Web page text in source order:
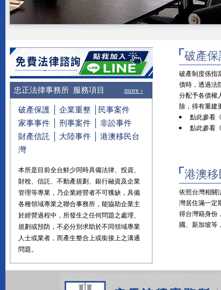
忠正法律事務所 服務項目 more ›
破產保護 企業重整
民事案件
家事事件
刑事案件
非訟事件
財產信託
大陸事件
港澳移民台
灣
本所是目前全台鮮少同時具備法律、投資、
財稅、信託、不動產規劃、銀行融資及企業
管理等專業，乃企業經營者不可獲缺，具備
各種領域專業之聯合事務所，能協助企業主
於經營過程中，所發生之任何問題之處理、
規劃或預防，不必分別求助於不同領域專業
人士或業者，而產生整合上或銜接上之溝通
問題。
破產保
破產制度係指
債時，透過法
分配予各債權
除，得有重建
點此參看
點此參看
港澳
依照台灣相關
灣居住滿一定
得台灣籍身份
國、新加坡等